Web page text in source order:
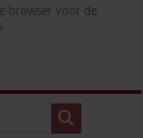
browser voor de